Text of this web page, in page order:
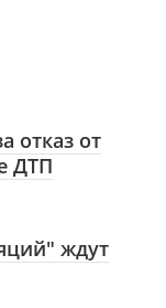
отказ от
ДТП
ждут